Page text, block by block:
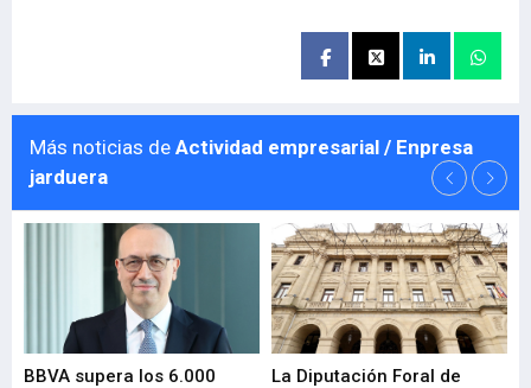
Más noticias de Actividad empresarial / Enpresa
jarduera
BBVA supera los 6.000
La Diputación Foral de